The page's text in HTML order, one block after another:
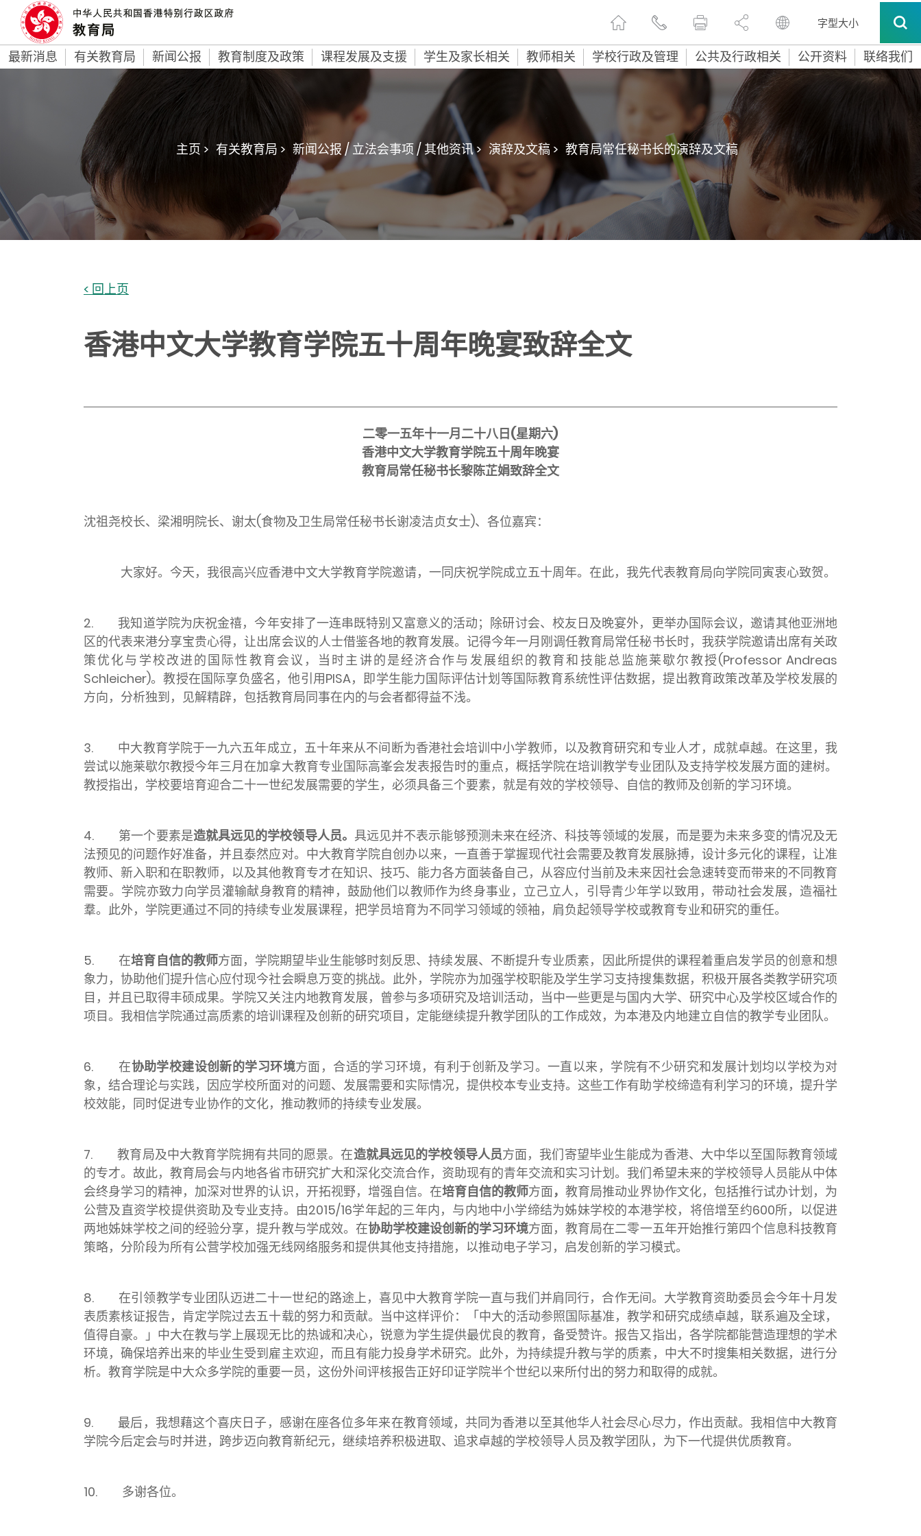
字型大小
最新消息 有关教育局 新闻公报 教育制度及政策 课程发展及支援 学生及家长相关 教师相关 学校行政及管理 公共及行政相关 公开资料 联络我们
主页 > 有关教育局 > 新闻公报 / 立法会事项 / 其他资讯 > 演辞及文稿 > 教育局常任秘书长的演辞及文稿
< 回上页
香港中文大学教育学院五十周年晚宴致辞全文
二零一五年十一月二十八日(星期六)
香港中文大学教育学院五十周年晚宴
教育局常任秘书长黎陈芷娟致辞全文
沈祖尧校长、梁湘明院长、谢太(食物及卫生局常任秘书长谢凌洁贞女士)、各位嘉宾：
大家好。今天，我很高兴应香港中文大学教育学院邀请，一同庆祝学院成立五十周年。在此，我先代表教育局向学院同寅衷心致贺。
2. 我知道学院为庆祝金禧，今年安排了一连串既特别又富意义的活动；除研讨会、校友日及晚宴外，更举办国际会议，邀请其他亚洲地
区的代表来港分享宝贵心得，让出席会议的人士借鉴各地的教育发展。记得今年一月刚调任教育局常任秘书长时，我获学院邀请出席有关政
策优化与学校改进的国际性教育会议，当时主讲的是经济合作与发展组织的教育和技能总监施莱歇尔教授(Professor Andreas
Schleicher)。教授在国际享负盛名，他引用PISA，即学生能力国际评估计划等国际教育系统性评估数据，提出教育政策改革及学校发展的
方向，分析独到，见解精辟，包括教育局同事在内的与会者都得益不浅。
3. 中大教育学院于一九六五年成立，五十年来从不间断为香港社会培训中小学教师，以及教育研究和专业人才，成就卓越。在这里，我
尝试以施莱歇尔教授今年三月在加拿大教育专业国际高峯会发表报告时的重点，概括学院在培训教学专业团队及支持学校发展方面的建树。
教授指出，学校要培育迎合二十一世纪发展需要的学生，必须具备三个要素，就是有效的学校领导、自信的教师及创新的学习环境。
4. 第一个要素是造就具远见的学校领导人员。 具远见并不表示能够预测未来在经济、科技等领域的发展，而是要为未来多变的情况及无
法预见的问题作好准备，并且泰然应对。中大教育学院自创办以来，一直善于掌握现代社会需要及教育发展脉搏，设计多元化的课程，让准
教师、新入职和在职教师，以及其他教育专才在知识、技巧、能力各方面装备自己，从容应付当前及未来因社会急速转变而带来的不同教育
需要。学院亦致力向学员灌输献身教育的精神，鼓励他们以教师作为终身事业，立己立人，引导青少年学以致用，带动社会发展，造福社
羣。此外，学院更通过不同的持续专业发展课程，把学员培育为不同学习领域的领袖，肩负起领导学校或教育专业和研究的重任。
5. 在培育自信的教师方面，学院期望毕业生能够时刻反思、持续发展、不断提升专业质素，因此所提供的课程着重启发学员的创意和想
象力，协助他们提升信心应付现今社会瞬息万变的挑战。此外，学院亦为加强学校职能及学生学习支持搜集数据，积极开展各类教学研究项
目，并且已取得丰硕成果。学院又关注内地教育发展，曾参与多项研究及培训活动，当中一些更是与国内大学、研究中心及学校区域合作的
项目。我相信学院通过高质素的培训课程及创新的研究项目，定能继续提升教学团队的工作成效，为本港及内地建立自信的教学专业团队。
6. 在协助学校建设创新的学习环境方面，合适的学习环境，有利于创新及学习。一直以来，学院有不少研究和发展计划均以学校为对
象，结合理论与实践，因应学校所面对的问题、发展需要和实际情况，提供校本专业支持。这些工作有助学校缔造有利学习的环境，提升学
校效能，同时促进专业协作的文化，推动教师的持续专业发展。
7. 教育局及中大教育学院拥有共同的愿景。在造就具远见的学校领导人员方面，我们寄望毕业生能成为香港、大中华以至国际教育领域
的专才。故此，教育局会与内地各省市研究扩大和深化交流合作，资助现有的青年交流和实习计划。我们希望未来的学校领导人员能从中体
会终身学习的精神，加深对世界的认识，开拓视野，增强自信。在培育自信的教师方面，教育局推动业界协作文化，包括推行试办计划，为
公营及直资学校提供资助及专业支持。由2015/16学年起的三年内，与内地中小学缔结为姊妹学校的本港学校，将倍增至约600所，以促进
两地姊妹学校之间的经验分享，提升教与学成效。在协助学校建设创新的学习环境方面，教育局在二零一五年开始推行第四个信息科技教育
策略，分阶段为所有公营学校加强无线网络服务和提供其他支持措施，以推动电子学习，启发创新的学习模式。
8. 在引领教学专业团队迈进二十一世纪的路途上，喜见中大教育学院一直与我们并肩同行，合作无间。大学教育资助委员会今年十月发
表质素核证报告，肯定学院过去五十载的努力和贡献。当中这样评价：「中大的活动参照国际基准，教学和研究成绩卓越，联系遍及全球，
值得自豪。」中大在教与学上展现无比的热诚和决心，锐意为学生提供最优良的教育，备受赞许。报告又指出，各学院都能营造理想的学术
环境，确保培养出来的毕业生受到雇主欢迎，而且有能力投身学术研究。此外，为持续提升教与学的质素，中大不时搜集相关数据，进行分
析。教育学院是中大众多学院的重要一员，这份外间评核报告正好印证学院半个世纪以来所付出的努力和取得的成就。
9. 最后，我想藉这个喜庆日子，感谢在座各位多年来在教育领域，共同为香港以至其他华人社会尽心尽力，作出贡献。我相信中大教育
学院今后定会与时并进，跨步迈向教育新纪元，继续培养积极进取、追求卓越的学校领导人员及教学团队，为下一代提供优质教育。
10. 多谢各位。